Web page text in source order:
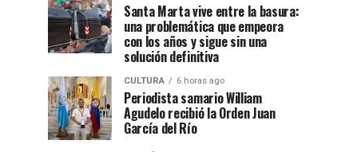
Santa Marta vive entre la basura:
una problemática que empeora
con los años y sigue sin una
solución definitiva
CULTURA 6 horas ago
Periodista samario William
Agudelo recibió la Orden Juan
García del Río